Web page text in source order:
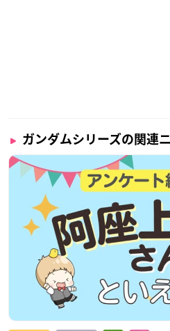
ガンダムシリーズの関連